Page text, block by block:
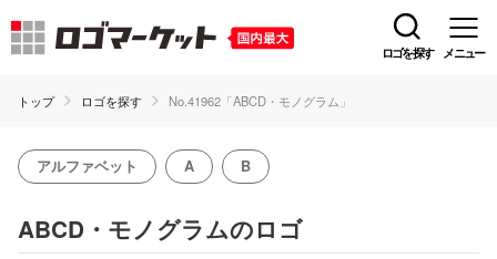
ロゴを探す メニュー
トップ ロゴを探す No.41962「ABCD・モノグラム」
アルファベット A B
ABCD・モノグラムのロゴ